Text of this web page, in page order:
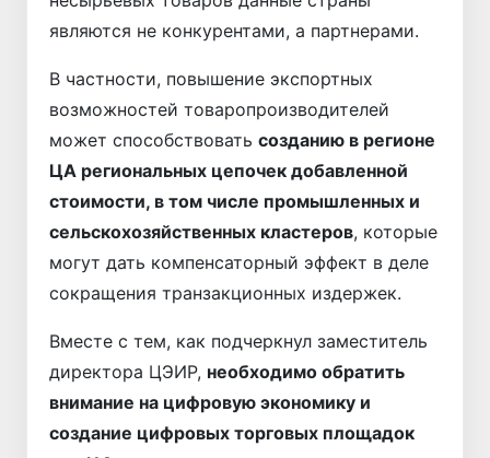
являются не конкурентами, а партнерами.
В частности, повышение экспортных
возможностей товаропроизводителей
может способствовать созданию в регионе
ЦА региональных цепочек добавленной
стоимости, в том числе промышленных и
сельскохозяйственных кластеров, которые
могут дать компенсаторный эффект в деле
сокращения транзакционных издержек.
Вместе с тем, как подчеркнул заместитель
директора ЦЭИР, необходимо обратить
внимание на цифровую экономику и
создание цифровых торговых площадок